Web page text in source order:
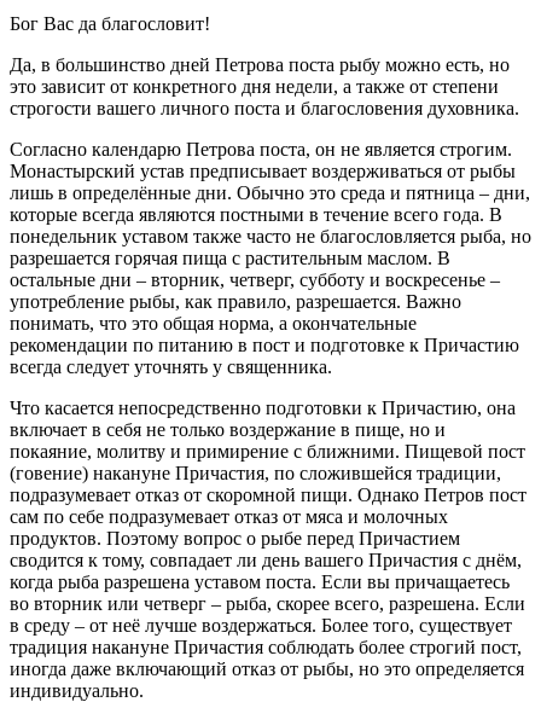
Бог Вас да благословит!
Да, в большинство дней Петрова поста рыбу можно есть, но
это зависит от конкретного дня недели, а также от степени
строгости вашего личного поста и благословения духовника.
Согласно календарю Петрова поста, он не является строгим.
Монастырский устав предписывает воздерживаться от рыбы
лишь в определённые дни. Обычно это среда и пятница – дни,
которые всегда являются постными в течение всего года. В
понедельник уставом также часто не благословляется рыба, но
разрешается горячая пища с растительным маслом. В
остальные дни – вторник, четверг, субботу и воскресенье –
употребление рыбы, как правило, разрешается. Важно
понимать, что это общая норма, а окончательные
рекомендации по питанию в пост и подготовке к Причастию
всегда следует уточнять у священника.
Что касается непосредственно подготовки к Причастию, она
включает в себя не только воздержание в пище, но и
покаяние, молитву и примирение с ближними. Пищевой пост
(говение) накануне Причастия, по сложившейся традиции,
подразумевает отказ от скоромной пищи. Однако Петров пост
сам по себе подразумевает отказ от мяса и молочных
продуктов. Поэтому вопрос о рыбе перед Причастием
сводится к тому, совпадает ли день вашего Причастия с днём,
когда рыба разрешена уставом поста. Если вы причащаетесь
во вторник или четверг – рыба, скорее всего, разрешена. Если
в среду – от неё лучше воздержаться. Более того, существует
традиция накануне Причастия соблюдать более строгий пост,
иногда даже включающий отказ от рыбы, но это определяется
индивидуально.